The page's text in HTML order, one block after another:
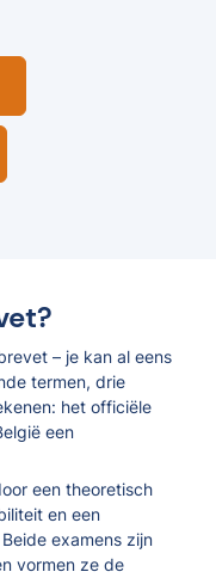
– je kan al eens
termen, drie
het officiële
een
een theoretisch
en een
examens zijn
vormen ze de